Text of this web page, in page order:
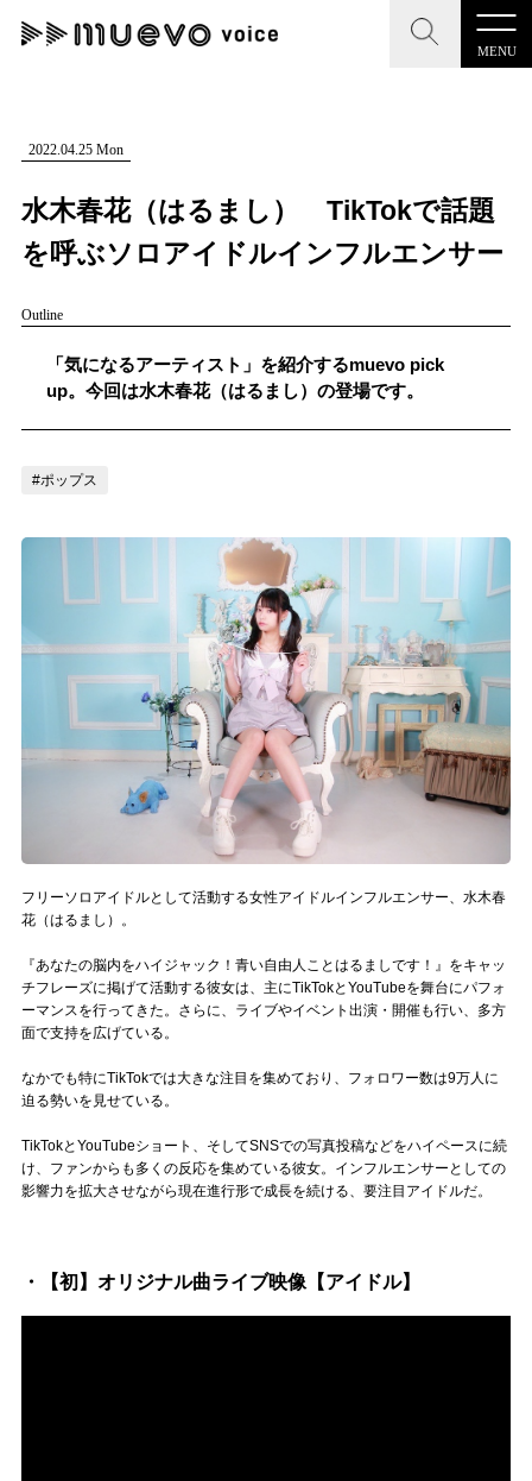
MENU
CLOSE
記事を検索する
人気ワード
#男性SSW #ポップス #女性SSW #ロック
CLOSE
"読者の声を形にする”音楽特化メディア
MENU
記事一覧
muevoクラウドファンディング
muevoコミュニティ
ぶいコミュ！by muevo
Follow us
Official SNS
2022.04.25 Mon
水木春花（はるまし） TikTokで話題
を呼ぶソロアイドルインフルエンサー
Outline
「気になるアーティスト」を紹介するmuevo pick
up。今回は水木春花（はるまし）の登場です。
#ポップス
フリーソロアイドルとして活動する女性アイドルインフルエンサー、水木春
花（はるまし）。
『あなたの脳内をハイジャック！青い自由人ことはるましです！』をキャッ
チフレーズに掲げて活動する彼女は、主にTikTokとYouTubeを舞台にパフォ
ーマンスを行ってきた。さらに、ライブやイベント出演・開催も行い、多方
面で支持を広げている。
なかでも特にTikTokでは大きな注目を集めており、フォロワー数は9万人に
迫る勢いを見せている。
TikTokとYouTubeショート、そしてSNSでの写真投稿などをハイペースに続
け、ファンからも多くの反応を集めている彼女。インフルエンサーとしての
影響力を拡大させながら現在進行形で成長を続ける、要注目アイドルだ。
・【初】オリジナル曲ライブ映像【アイドル】